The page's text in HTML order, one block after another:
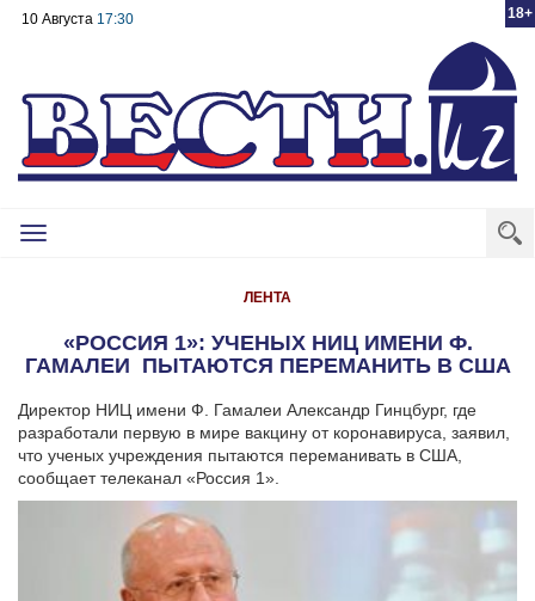
18+
10 Августа 17:30
Toggle
ЛЕНТА
«РОССИЯ 1»: УЧЕНЫХ НИЦ ИМЕНИ Ф.
ГАМАЛЕИ ПЫТАЮТСЯ ПЕРЕМАНИТЬ В США
Директор НИЦ имени Ф. Гамалеи Александр Гинцбург, где
разработали первую в мире вакцину от коронавируса, заявил,
что ученых учреждения пытаются переманивать в США,
сообщает телеканал «Россия 1».